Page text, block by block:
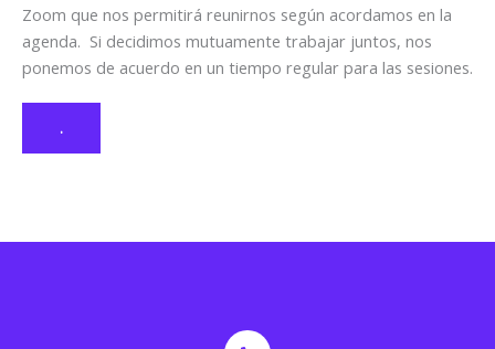
Zoom que nos permitirá reunirnos según acordamos en la
agenda. Si decidimos mutuamente trabajar juntos, nos
ponemos de acuerdo en un tiempo regular para las sesiones.
.